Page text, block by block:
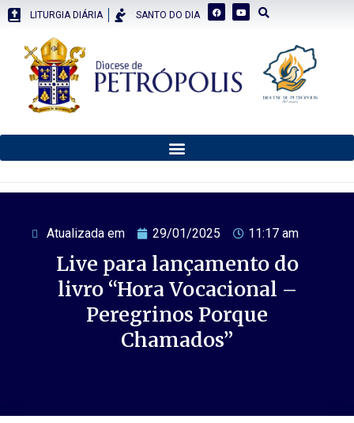
LITURGIA DIÁRIA SANTO DO DIA
Atualizada em 29/01/2025 11:17 am
Live para lançamento do
livro “Hora Vocacional –
Peregrinos Porque
Chamados”